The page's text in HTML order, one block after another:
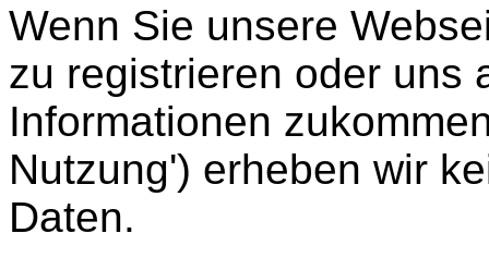
Wenn Sie unsere
zu registrieren oder uns
Informationen
Nutzung') erheben wir
Daten.